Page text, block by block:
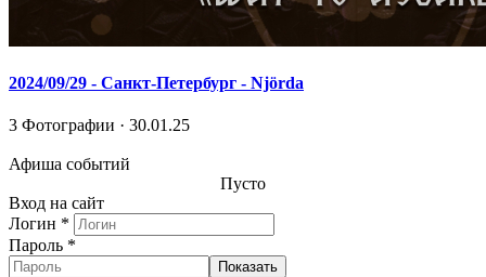
2024/09/29 - Санкт-Петербург - Njörda
3 Фотографии · 30.01.25
Афиша событий
Пусто
Вход на сайт
Логин *
Пароль *
Показать